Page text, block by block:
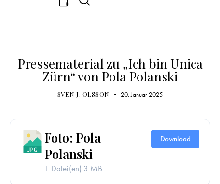
0
Pressematerial zu „Ich bin Unica
Zürn“ von Pola Polanski
SVEN J. OLSSON 20. Januar 2025
Foto: Pola
Polanski
1 Datei(en) 3 MB
Download